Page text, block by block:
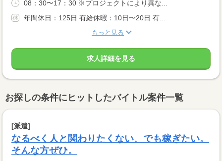
08：30〜17：30 ※プロジェクトにより異な...
年間休日：125日 有給休暇：10日〜20日 有...
もっと見る
求人詳細を見る
お探しの条件にヒットしたバイトル案件一覧
[派遣]
なるべく人と関わりたくない、でも稼ぎたい。
そんな方ぜひ。